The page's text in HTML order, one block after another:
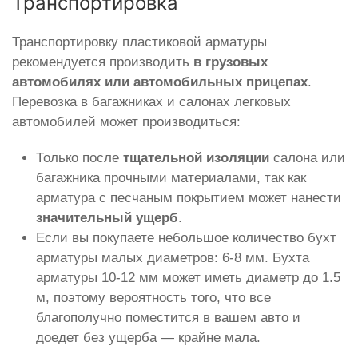
Транспортировку пластиковой арматуры
рекомендуется производить в грузовых
автомобилях или автомобильных прицепах.
Перевозка в багажниках и салонах легковых
автомобилей может производиться:
Только после тщательной изоляции салона или
багажника прочными материалами, так как
арматура с песчаным покрытием может нанести
значительный ущерб.
Если вы покупаете небольшое количество бухт
арматуры малых диаметров: 6-8 мм. Бухта
арматуры 10-12 мм может иметь диаметр до 1.5
м, поэтому вероятность того, что все
благополучно поместится в вашем авто и
доедет без ущерба — крайне мала.